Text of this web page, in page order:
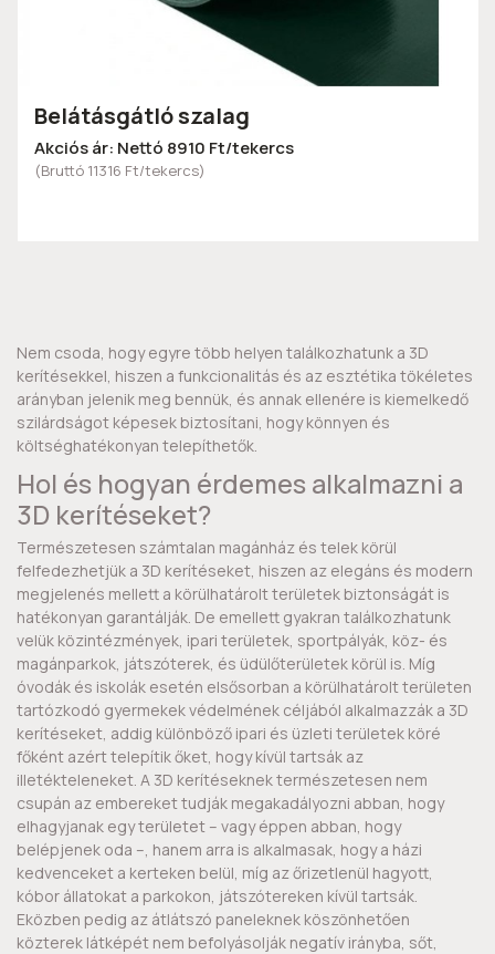
Belátásgátló szalag
Akciós ár: Nettó 8910 Ft/tekercs
(Bruttó 11316 Ft/tekercs)
Nem csoda, hogy egyre több helyen találkozhatunk a 3D
kerítésekkel, hiszen a funkcionalitás és az esztétika tökéletes
arányban jelenik meg bennük, és annak ellenére is kiemelkedő
szilárdságot képesek biztosítani, hogy könnyen és
költséghatékonyan telepíthetők.
Hol és hogyan érdemes alkalmazni a
3D kerítéseket?
Természetesen számtalan magánház és telek körül
felfedezhetjük a 3D kerítéseket, hiszen az elegáns és modern
megjelenés mellett a körülhatárolt területek biztonságát is
hatékonyan garantálják. De emellett gyakran találkozhatunk
velük közintézmények, ipari területek, sportpályák, köz- és
magánparkok, játszóterek, és üdülőterületek körül is. Míg
óvodák és iskolák esetén elsősorban a körülhatárolt területen
tartózkodó gyermekek védelmének céljából alkalmazzák a 3D
kerítéseket, addig különböző ipari és üzleti területek köré
főként azért telepítik őket, hogy kívül tartsák az
illetékteleneket. A 3D kerítéseknek természetesen nem
csupán az embereket tudják megakadályozni abban, hogy
elhagyjanak egy területet – vagy éppen abban, hogy
belépjenek oda –, hanem arra is alkalmasak, hogy a házi
kedvenceket a kerteken belül, míg az őrizetlenül hagyott,
kóbor állatokat a parkokon, játszótereken kívül tartsák.
Eközben pedig az átlátszó paneleknek köszönhetően
közterek látképét nem befolyásolják negatív irányba, sőt,